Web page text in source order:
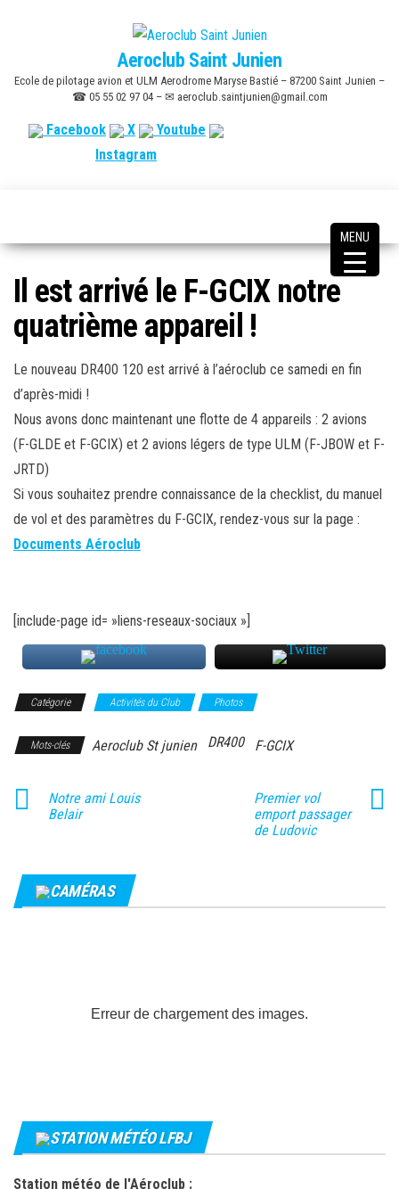
content
Aeroclub Saint Junien
Ecole de pilotage avion et ULM Aerodrome Maryse Bastié – 87200 Saint Junien –
☎ 05 55 02 97 04 – ✉ aeroclub.saintjunien@gmail.com
Facebook X
Youtube
Instagram
Il est arrivé le F-GCIX notre
quatrième appareil !
Le nouveau DR400 120 est arrivé à l’aéroclub ce samedi en fin
d’après-midi !
Nous avons donc maintenant une flotte de 4 appareils : 2 avions
(F-GLDE et F-GCIX) et 2 avions légers de type ULM (F-JBOW et F-
JRTD)
Si vous souhaitez prendre connaissance de la checklist, du manuel
de vol et des paramètres du F-GCIX, rendez-vous sur la page :
Documents Aéroclub
[include-page id= »liens-reseaux-sociaux »]
Catégorie Activités du Club Photos
Mots-clés Aeroclub St junien DR400 F-GCIX
Notre ami Louis
Belair
Premier vol
emport passager
de Ludovic
CAMÉRAS
Erreur de chargement des images.
STATION MÉTÉO LFBJ
Station météo de l'Aéroclub :
MENU